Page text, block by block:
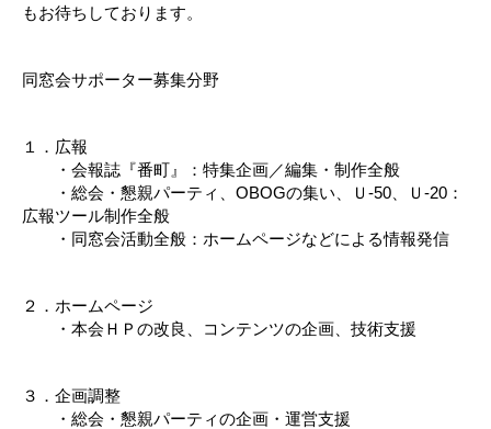
もお待ちしております。
同窓会サポーター募集分野
１．広報
・会報誌『番町』：特集企画／編集・制作全般
・総会・懇親パーティ、OBOGの集い、Ｕ-50、Ｕ-20：
広報ツール制作全般
・同窓会活動全般：ホームページなどによる情報発信
２．ホームページ
・本会ＨＰの改良、コンテンツの企画、技術支援
３．企画調整
・総会・懇親パーティの企画・運営支援